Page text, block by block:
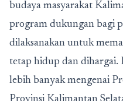
budaya masyarakat
program dukungan bagi
dilaksanakan untuk
tetap hidup dan dihargai.
lebih banyak mengenai